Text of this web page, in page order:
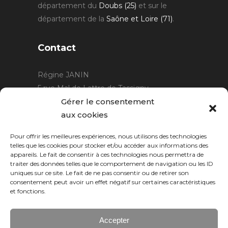
Gérer le consentement
aux cookies
Pour offrir les meilleures expériences, nous utilisons des technologies
telles que les cookies pour stocker et/ou accéder aux informations des
appareils. Le fait de consentir à ces technologies nous permettra de
traiter des données telles que le comportement de navigation ou les ID
uniques sur ce site. Le fait de ne pas consentir ou de retirer son
consentement peut avoir un effet négatif sur certaines caractéristiques
et fonctions.
Accepter
département du Doubs (25) et sur le
département de la Saône et Loire (71).
Contact
Régine JANIN
5 rue Mal de Lattre de Tassigny
21220 Gevrey Chambertin
06 15 15 80 29
Horaires :sur rendez-vous.